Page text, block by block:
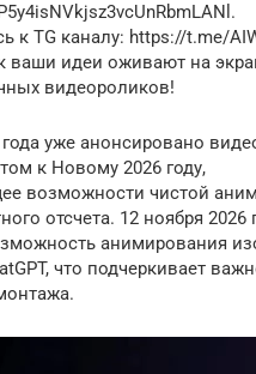
к TG каналу: https://t.me/
ваши идеи оживают на
видеороликов!
года уже анонсировано
к Новому 2026 году,
возможности чистой
отсчета. 12 ноября 2026
анимирования
что подчеркивает